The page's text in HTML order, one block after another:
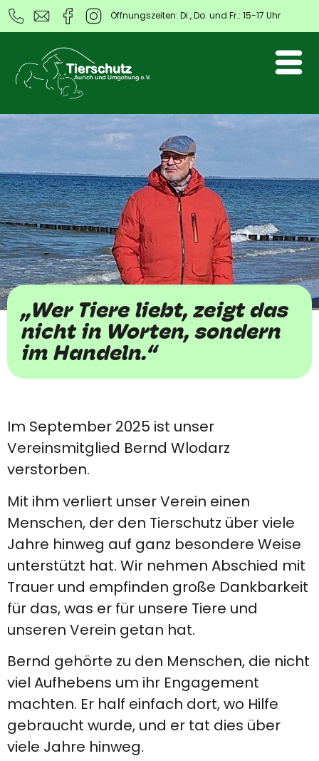
Öffnungszeiten: Di., Do. und Fr.: 15-17 Uhr
„Wer Tiere liebt, zeigt das
nicht in Worten, sondern
im Handeln.“
Im September 2025 ist unser
Vereinsmitglied Bernd Wlodarz
verstorben.
Mit ihm verliert unser Verein einen
Menschen, der den Tierschutz über viele
Jahre hinweg auf ganz besondere Weise
unterstützt hat. Wir nehmen Abschied mit
Trauer und empfinden große Dankbarkeit
für das, was er für unsere Tiere und
unseren Verein getan hat.
Bernd gehörte zu den Menschen, die nicht
viel Aufhebens um ihr Engagement
machten. Er half einfach dort, wo Hilfe
gebraucht wurde, und er tat dies über
viele Jahre hinweg.